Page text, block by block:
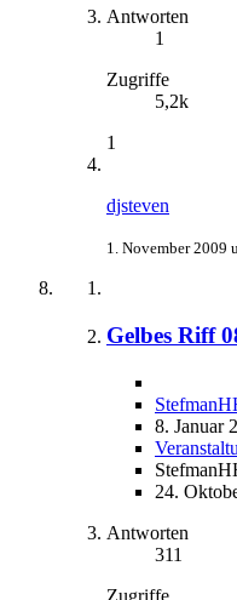
Antworten
1
Zugriffe
5,2k
1
djsteven
1. November 2009
Gelbes Riff
8. Januar
24.
Antworten
311
Zugriffe